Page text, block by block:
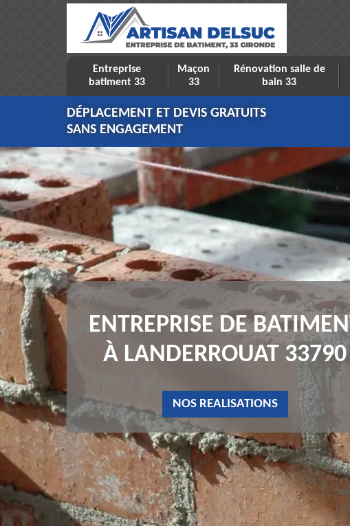
Entreprise
batiment 33
Maçon
33
Rénovation salle de
bain 33
DÉPLACEMENT ET DEVIS GRATUITS
SANS ENGAGEMENT
ENTREPRISE DE
À LANDERROUAT 33790
NOS REALISATIONS